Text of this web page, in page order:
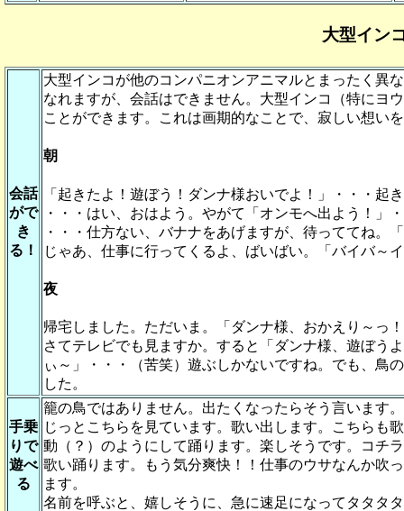
大型イン
会話
がで
き
る！
大型インコが他のコンパニオンアニマルとまったく異
なれますが、会話はできません。大型インコ（特にヨ
ことができます。これは画期的なことで、寂しい想い
朝
「起きたよ！遊ぼう！ダンナ様おいでよ！」・・・起
・・・はい、おはよう。やがて「オンモへ出よう！」
・・・仕方ない、バナナをあげますが、待っててね。
じゃあ、仕事に行ってくるよ、ばいばい。「バイバ～
夜
帰宅しました。ただいま。「ダンナ様、おかえり～っ
さてテレビでも見ますか。すると「ダンナ様、遊ぼう
ぃ～」・・・（苦笑）遊ぶしかないですね。でも、鳥
した。
手乗
りで
遊べ
る
籠の鳥ではありません。出たくなったらそう言います
じっとこちらを見ています。歌い出します。こちらも
動（？）のようにして踊ります。楽しそうです。コチ
歌い踊ります。もう気分爽快！！仕事のウサなんか吹
ます。
名前を呼ぶと、嬉しそうに、急に速足になってタタタ